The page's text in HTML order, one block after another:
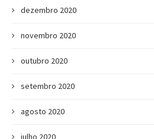
dezembro 2020
novembro 2020
outubro 2020
setembro 2020
agosto 2020
julho 2020